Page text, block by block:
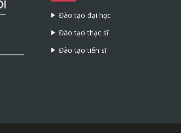
Đào tạo đại học
Đào tạo thạc sĩ
Đào tạo tiến sĩ